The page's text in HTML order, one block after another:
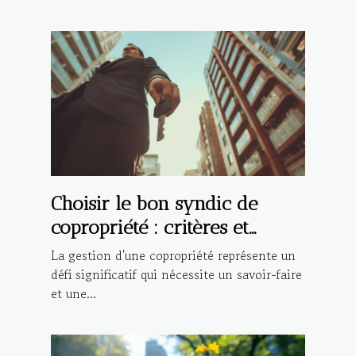
Choisir le bon syndic de
copropriété : critères et
avantages
La gestion d'une copropriété représente un
défi significatif qui nécessite un savoir-faire
et une...